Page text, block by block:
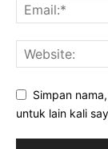
Simpan
untuk lain kali